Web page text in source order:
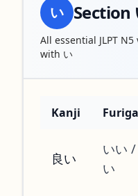
い Section
All essential JLPT
with い
Kanji
良い
いい /
い